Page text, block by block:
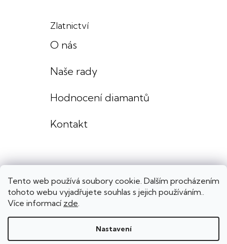
Tento web používá soubory cookie. Dalším procházením
tohoto webu vyjadřujete souhlas s jejich používáním..
Více informací zde.
Nastavení
Zlatnictví
O nás
Naše rady
Hodnocení diamantů
Kontakt
Lenka Výmolová šperky
Upravit nastavení cookies